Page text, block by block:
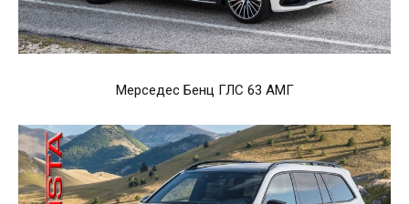
Мерседес Бенц ГЛС 63 АМГ